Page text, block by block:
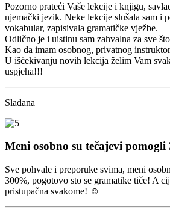
Pozorno prateći Vaše lekcije i knjigu,
njemački jezik. Neke lekcije slušala sam i
vokabular, zapisivala gramatičke vježbe.
Odlično je i uistinu sam zahvalna za sve
Kao da imam osobnog, privatnog
U iščekivanju novih lekcija želim Vam
uspjeha!!!
Slađana
Meni osobno su tečajevi pomogli
Sve pohvale i preporuke svima, meni
300%, pogotovo sto se gramatike tiče! A
pristupačna svakome! ☺️